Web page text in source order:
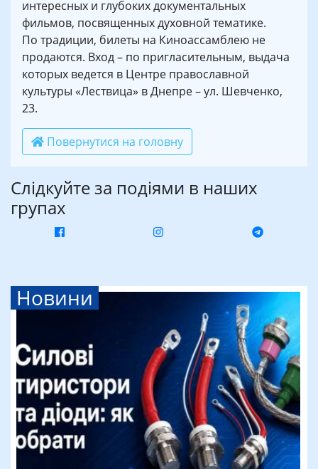
интересных и глубоких документальных
фильмов, посвященных духовной тематике.
По традиции, билеты на Киноассамблею не
продаются. Вход – по пригласительным, выдача
которых ведется в Центре православной
культуры «Лествица» в Днепре – ул. Шевченко,
23.
Повернутися на головну
Слідкуйте за подіями в наших
групах
Новини